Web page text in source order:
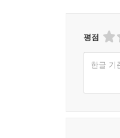
평점
한글 기